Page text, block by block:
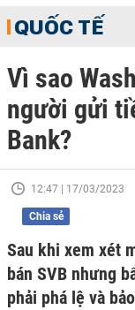
QUỐC TẾ
Vì sao
người gửi
Bank?
12:47 | 17/03/2023
Chia sẻ
Sau khi xem xét
bán SVB nhưng
phải phá lệ và